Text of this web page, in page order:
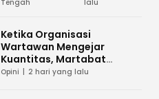
Tengah
lalu
Ketika Organisasi
Wartawan Mengejar
Kuantitas, Martabat
Profesi Menjadi Taruhan
Opini 2 hari yang lalu